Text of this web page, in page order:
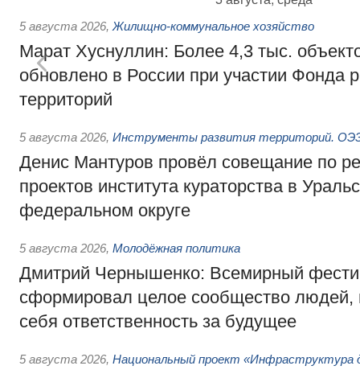
5 августа 2026, Жилищно-коммунальное хозяйство
Марат Хуснуллин: Более 4,3 тыс.
обновлено в России при участии Фонда
территорий
5 августа 2026, Инструменты развития территорий.
Денис Мантуров провёл совещание по
проектов института кураторства в
федеральном округе
5 августа 2026, Молодёжная политика
Дмитрий Чернышенко: Всемирный
сформировал целое сообщество людей,
себя ответственность за будущее
5 августа 2026, Национальный проект «Инфраструктура